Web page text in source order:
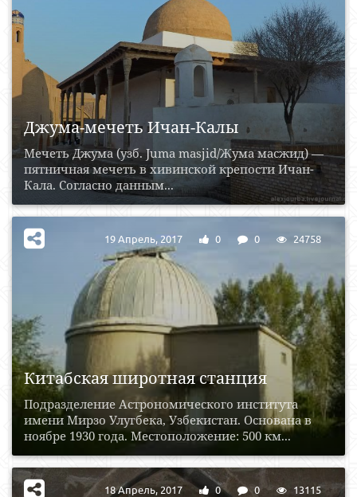
Джума-мечеть Ичан-Калы
Мечеть Джума (узб. Juma masjid/Жума масжид) —
пятничная мечеть в хивинской крепости Ичан-
Кала. Согласно данным...
Китабская широтная станция
Подразделение Астрономического института
имени Мирзо Улугбека, Узбекистан. Основана в
ноябре 1930 года. Местоположение: 500 км...
19 Апрель, 2017 0 0 24758
18 Апрель, 2017 0 0 13115